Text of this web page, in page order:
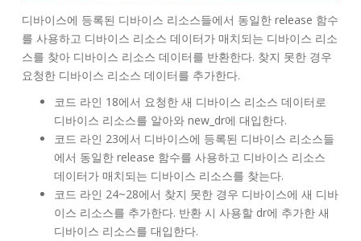
디바이스에 등록된 디바이스 리소스들에서 동일한 release 함수
를 사용하고 디바이스 리소스 데이터가 매치되는 디바이스 리소
스를 찾아 디바이스 리소스 데이터를 반환한다. 찾지 못한 경우
요청한 디바이스 리소스 데이터를 추가한다.
코드 라인 18에서 요청한 새 디바이스 리소스 데이터로
디바이스 리소스를 알아와 new_dr에 대입한다.
코드 라인 23에서 디바이스에 등록된 디바이스 리소스들
에서 동일한 release 함수를 사용하고 디바이스 리소스
데이터가 매치되는 디바이스 리소스를 찾는다.
코드 라인 24~28에서 찾지 못한 경우 디바이스에 새 디바
이스 리소스를 추가한다. 반환 시 사용할 dr에 추가한 새
디바이스 리소스를 대입한다.